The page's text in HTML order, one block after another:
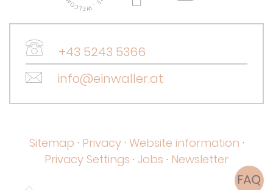
+43 5243 5366
info@einwaller.at
Sitemap · Privacy· Website information ·
Privacy Settings · Jobs · Newsletter